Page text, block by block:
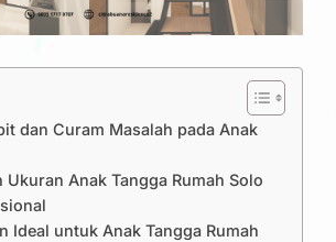
dan Curam Masalah pada Anak
Ukuran Anak Tangga Rumah Solo
Ideal untuk Anak Tangga Rumah